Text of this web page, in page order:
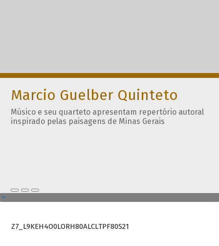
Marcio Guelber Quinteto
Músico e seu quarteto apresentam repertório autoral
inspirado pelas paisagens de Minas Gerais
Z7_L9KEH4O0LORH80ALCLTPF80S21